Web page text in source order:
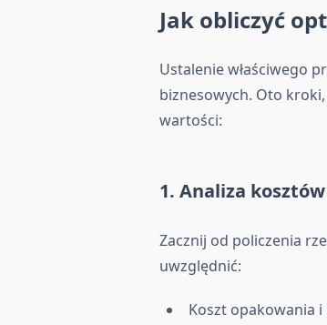
Jak obliczyć
Ustalenie właściwego
biznesowych. Oto
wartości:
1. Analiza
Zacznij od policzenia
uwzględnić:
Koszt opakowania